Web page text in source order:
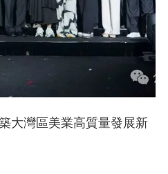
大灣區美業高質量發展新